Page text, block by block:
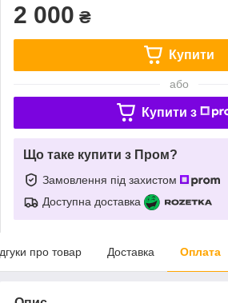
2 000 ₴
Купити
або
Купити з
Що таке купити з Пром?
Замовлення під захистом
Доступна доставка
про товар Доставка Оплата